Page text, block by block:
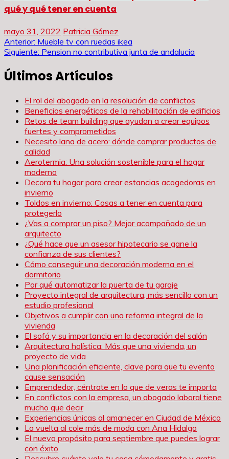
qué y qué tener en cuenta
mayo 31, 2022 Patricia Gómez
Navegación
entradas
Anterior: Mueble tv con ruedas ikea
Siguiente: Pension no contributiva junta de andalucia
Últimos Artículos
El rol del abogado en la resolución de conflictos
Beneficios energéticos de la rehabilitación de edificios
Retos de team building que ayudan a crear equipos
fuertes y comprometidos
Necesito lana de acero: dónde comprar productos de
calidad
Aerotermia: Una solución sostenible para el hogar
moderno
Decora tu hogar para crear estancias acogedoras en
invierno
Toldos en invierno: Cosas a tener en cuenta para
protegerlo
¿Vas a comprar un piso? Mejor acompañado de un
arquitecto
¿Qué hace que un asesor hipotecario se gane la
confianza de sus clientes?
Cómo conseguir una decoración moderna en el
dormitorio
Por qué automatizar la puerta de tu garaje
Proyecto integral de arquitectura, más sencillo con un
estudio profesional
Objetivos a cumplir con una reforma integral de la
vivienda
El sofá y su importancia en la decoración del salón
Arquitectura holística: Más que una vivienda, un
proyecto de vida
Una planificación eficiente, clave para que tu evento
cause sensación
Emprendedor, céntrate en lo que de veras te importa
En conflictos con la empresa, un abogado laboral tiene
mucho que decir
Experiencias únicas al amanecer en Ciudad de México
La vuelta al cole más de moda con Ana Hidalgo
El nuevo propósito para septiembre que puedes lograr
con éxito